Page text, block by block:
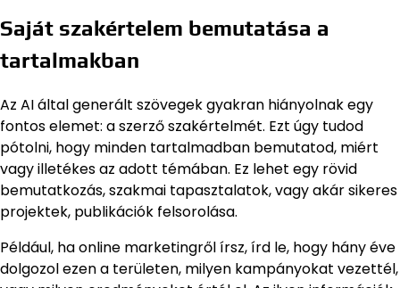
Saját szakértelem bemutatása a
tartalmakban
Az AI által generált szövegek gyakran hiányolnak egy
fontos elemet: a szerző szakértelmét. Ezt úgy tudod
pótolni, hogy minden tartalmadban bemutatod, miért
vagy illetékes az adott témában. Ez lehet egy rövid
bemutatkozás, szakmai tapasztalatok, vagy akár sikeres
projektek, publikációk felsorolása.
Például, ha online marketingről írsz, írd le, hogy hány éve
dolgozol ezen a területen, milyen kampányokat vezettél,